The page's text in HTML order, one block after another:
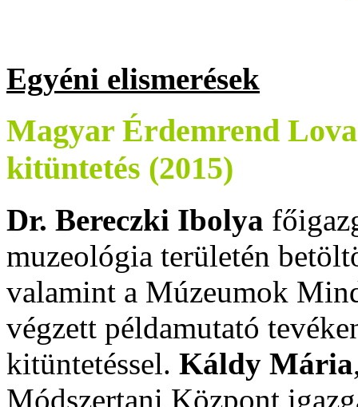
Egyéni elismerések
Magyar Érdemrend
kitüntetés (2015)
Dr. Bereczki Ibolya
muzeológia területén
valamint a Múzeumok
végzett példamutató
kitüntetéssel. Káldy Mária
Módszertani Központ